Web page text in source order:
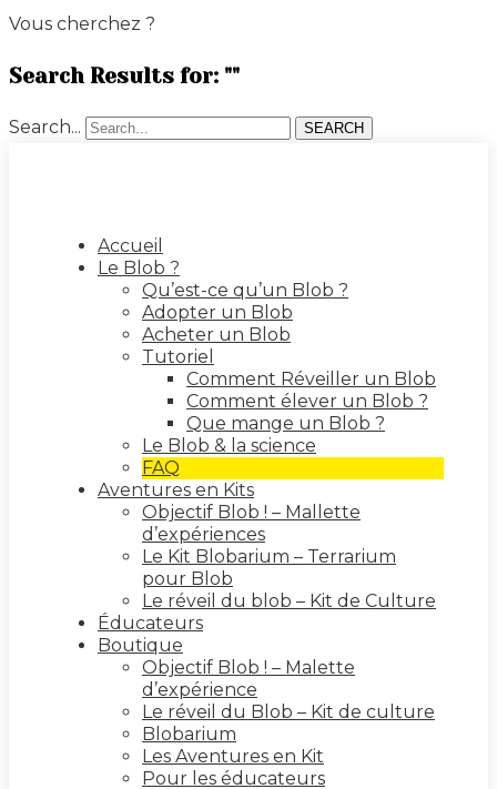
Vous cherchez ?
Search Results for: ""
Search... SEARCH
Accueil
Le Blob ?
Qu’est-ce qu’un Blob ?
Adopter un Blob
Acheter un Blob
Tutoriel
Comment Réveiller un Blob
Comment élever un Blob ?
Que mange un Blob ?
Le Blob & la science
FAQ
Aventures en Kits
Objectif Blob ! – Mallette
d’expériences
Le Kit Blobarium – Terrarium
pour Blob
Le réveil du blob – Kit de Culture
Éducateurs
Boutique
Objectif Blob ! – Malette
d’expérience
Le réveil du Blob – Kit de culture
Blobarium
Les Aventures en Kit
Pour les éducateurs